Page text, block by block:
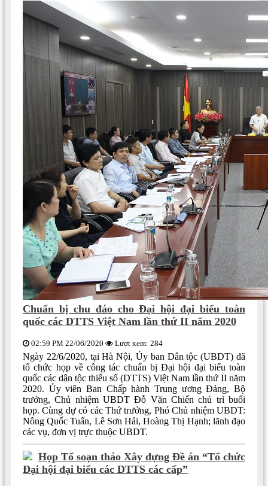
Chuẩn bị chu đáo cho Đại hội đại biểu toàn
quốc các DTTS Việt Nam lần thứ II năm 2020
02:59 PM 22/06/2020 Lượt xem: 284
Ngày 22/6/2020, tại Hà Nội, Ủy ban Dân tộc (UBDT) đã
tổ chức họp về công tác chuẩn bị Đại hội đại biểu toàn
quốc các dân tộc thiểu số (DTTS) Việt Nam lần thứ II năm
2020. Ủy viên Ban Chấp hành Trung ương Đảng, Bộ
trưởng, Chủ nhiệm UBDT Đỗ Văn Chiến chủ trì buổi
họp. Cùng dự có các Thứ trưởng, Phó Chủ nhiệm UBDT:
Nông Quốc Tuấn, Lê Sơn Hải, Hoàng Thị Hạnh; lãnh đạo
các vụ, đơn vị trực thuộc UBDT.
Họp Tổ soạn thảo Xây dựng Đề án “Tổ chức
Đại hội đại biểu các DTTS các cấp”